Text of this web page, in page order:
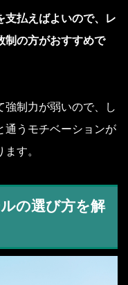
支払えばよいので、レ
制の方がおすすめで
強制力が弱いので、し
通うモチベーションが
す。
の選び方を解